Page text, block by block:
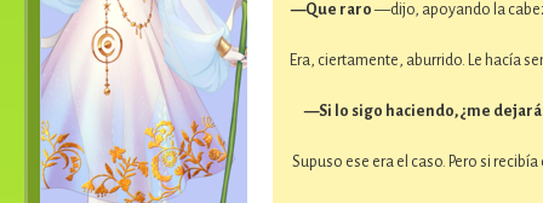
—Que raro—dijo, apoyando la
Era, ciertamente, aburrido. Le hacía
—Si lo sigo haciendo, ¿me
Supuso ese era el caso. Pero si